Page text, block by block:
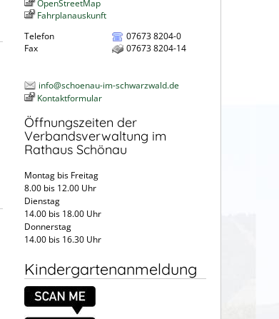
OpenStreetMap
Fahrplanauskunft
Telefon
07673 8204-0
Fax
07673 8204-14
info@schoenau-im-schwarzwald.de
Kontaktformular
Öffnungszeiten der
Verbandsverwaltung im
Rathaus Schönau
Montag bis Freitag
8.00 bis 12.00 Uhr
Dienstag
14.00 bis 18.00 Uhr
Donnerstag
14.00 bis 16.30 Uhr
Kindergartenanmeldung